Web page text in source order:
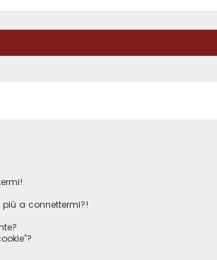
a connettermi?!